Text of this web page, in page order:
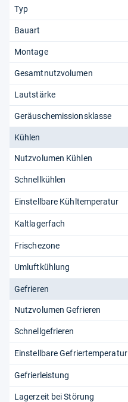
Typ
Bauart
Montage
Gesamtnutzvolumen
Lautstärke
Geräuschemissionsklasse
Kühlen
Nutzvolumen Kühlen
Schnellkühlen
Einstellbare Kühltemperatur
Kaltlagerfach
Frischezone
Umluftkühlung
Gefrieren
Nutzvolumen Gefrieren
Schnellgefrieren
Einstellbare Gefriertemperatur
Gefrierleistung
Lagerzeit bei Störung